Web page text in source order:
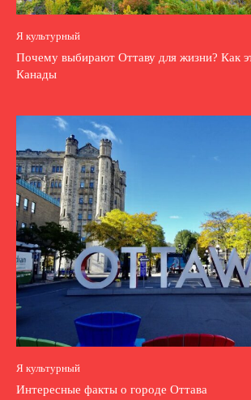
Я культурный
Почему выбирают Оттаву для жизни? Как
Канады
Я культурный
Интересные факты о городе Оттава